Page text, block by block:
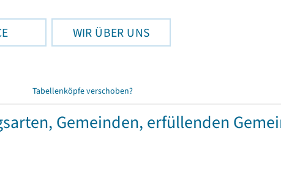
WIR ÜBER UNS
Tabellenköpfe verschoben?
Gemeinden, erfüllenden